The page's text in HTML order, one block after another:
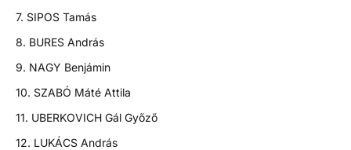
7. SIPOS Tamás
8. BURES András
9. NAGY Benjámin
10. SZABÓ Máté Attila
11. UBERKOVICH Gál Győző
12. LUKÁCS András